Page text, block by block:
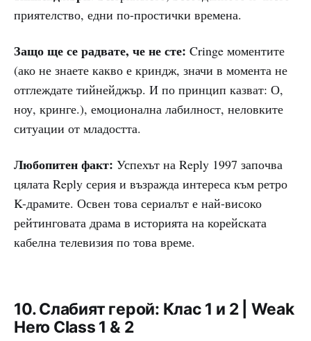
приятелство, едни по-простички времена.
Защо ще се радвате, че не сте: Cringe моментите
(ако не знаете какво е криндж, значи в момента не
отглеждате тийнейджър. И по принцип казват: О,
ноу, кринге.), емоционална лабилност, неловките
ситуации от младостта.
Любопитен факт: Успехът на Reply 1997 започва
цялата Reply серия и възражда интереса към ретро
K-драмите. Освен това сериалът е най-високо
рейтинговата драма в историята на корейската
кабелна телевизия по това време.
10. Слабият герой: Клас 1 и 2 | Weak
Hero Class 1 & 2